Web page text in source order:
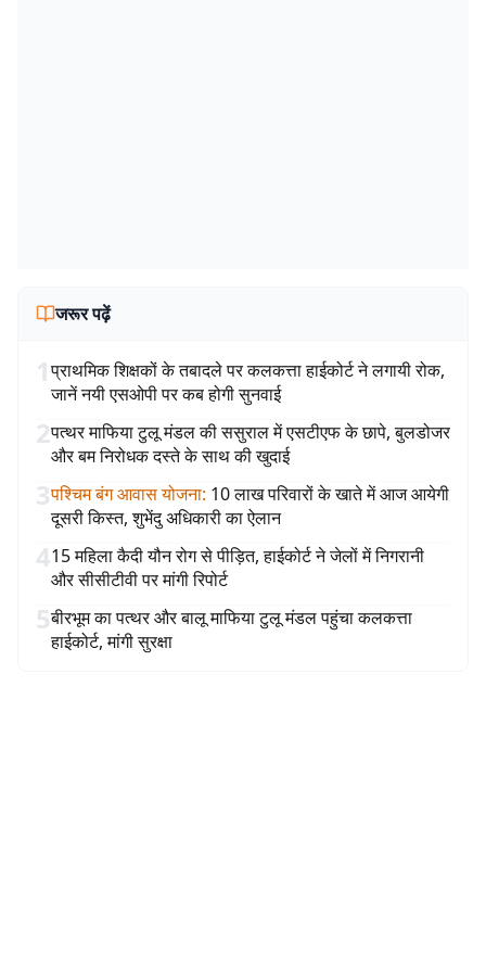
जरूर पढ़ें
1प्राथमिक शिक्षकों के तबादले पर कलकत्ता हाईकोर्ट ने लगायी रोक,
जानें नयी एसओपी पर कब होगी सुनवाई
2पत्थर माफिया टुलू मंडल की ससुराल में एसटीएफ के छापे, बुलडोजर
और बम निरोधक दस्ते के साथ की खुदाई
3पश्चिम बंग आवास योजना: 10 लाख परिवारों के खाते में आज आयेगी
दूसरी किस्त, शुभेंदु अधिकारी का ऐलान
415 महिला कैदी यौन रोग से पीड़ित, हाईकोर्ट ने जेलों में निगरानी
और सीसीटीवी पर मांगी रिपोर्ट
5बीरभूम का पत्थर और बालू माफिया टुलू मंडल पहुंचा कलकत्ता
हाईकोर्ट, मांगी सुरक्षा